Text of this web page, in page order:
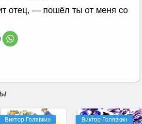
отец, — пошёл ты от меня со
Виктор Голявкин Виктор Голявкин